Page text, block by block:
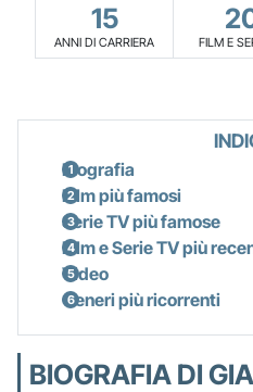
15
ANNI DI CARRIERA FILM E
Biografia
Film più famosi
Serie TV più famose
Film e Serie TV più
Video
Generi più ricorrenti
BIOGRAFIA DI